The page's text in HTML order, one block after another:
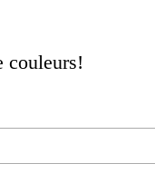
couleurs!